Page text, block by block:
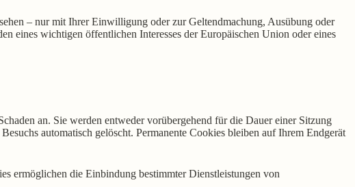
– nur mit Ihrer Einwilligung oder zur Geltendmachung, Ausübung oder
eines wichtigen öffentlichen Interesses der Europäischen Union oder eines
an. Sie werden entweder vorübergehend für die Dauer einer Sitzung
automatisch gelöscht. Permanente Cookies bleiben auf Ihrem Endgerät
ermöglichen die Einbindung bestimmter Dienstleistungen von